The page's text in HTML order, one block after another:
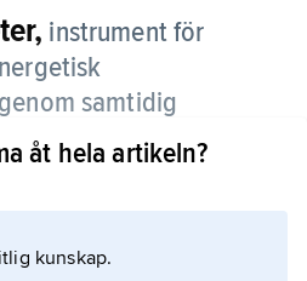
instrument för
samtidig
parbildning
, en elektron
olika laddning böjs av i
åt hela artikeln?
kunskap.